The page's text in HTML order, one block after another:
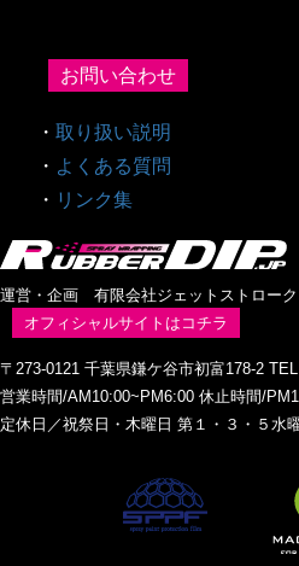
お問い合わせ
・ 取り扱い説明
・ よくある質問
・ リンク集
運営・企画 有限会社ジェットストローク
オフィシャルサイトはコチラ
〒273-0121 千葉県鎌ケ谷市初富178-2
営業時間/AM10:00~PM6:00 休止時間/
定休日／祝祭日・木曜日 第１・３・５水